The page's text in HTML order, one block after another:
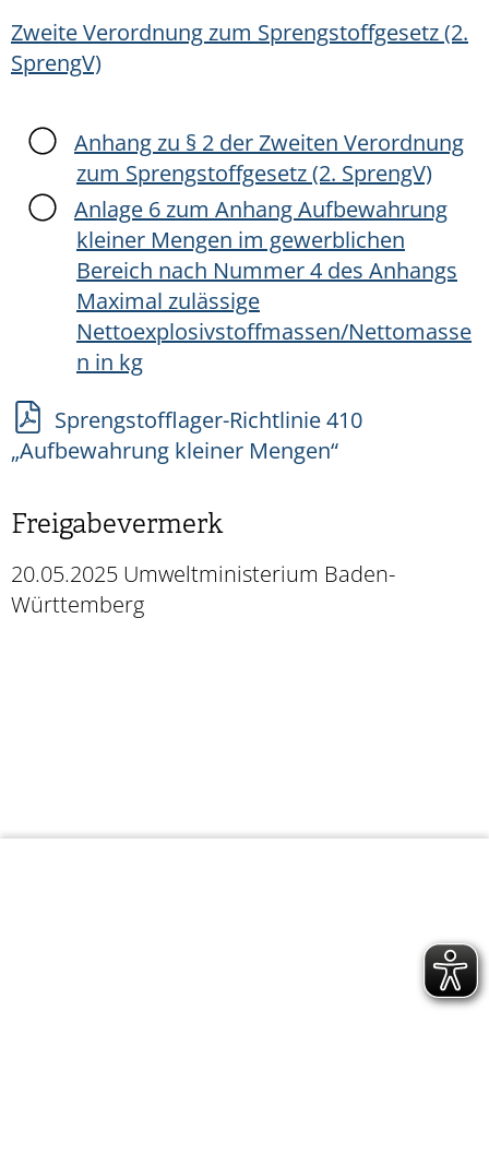
Zweite Verordnung zum Sprengstoffgesetz (2.
SprengV)
Anhang zu § 2 der Zweiten Verordnung
zum Sprengstoffgesetz (2. SprengV)
Anlage 6 zum Anhang Aufbewahrung
kleiner Mengen im gewerblichen
Bereich nach Nummer 4 des Anhangs
Maximal zulässige
Nettoexplosivstoffmassen/Nettomasse
n in kg
Sprengstofflager-Richtlinie 410
„Aufbewahrung kleiner Mengen“
Freigabevermerk
20.05.2025 Umweltministerium Baden-
Württemberg